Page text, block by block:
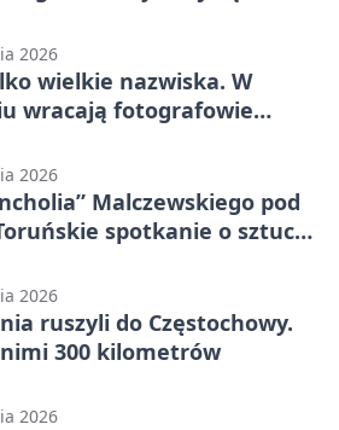
2026
wielkie nazwiska. W
wracają fotografowie
2026
Malczewskiego pod
spotkanie o sztuce i
2026
ruszyli do Częstochowy.
300 kilometrów
2026